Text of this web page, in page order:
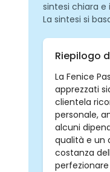
sintesi chiara
La sintesi si
Riepilogo
La Fenice
apprezzati
clientela
personale,
alcuni
qualità e un
costanza